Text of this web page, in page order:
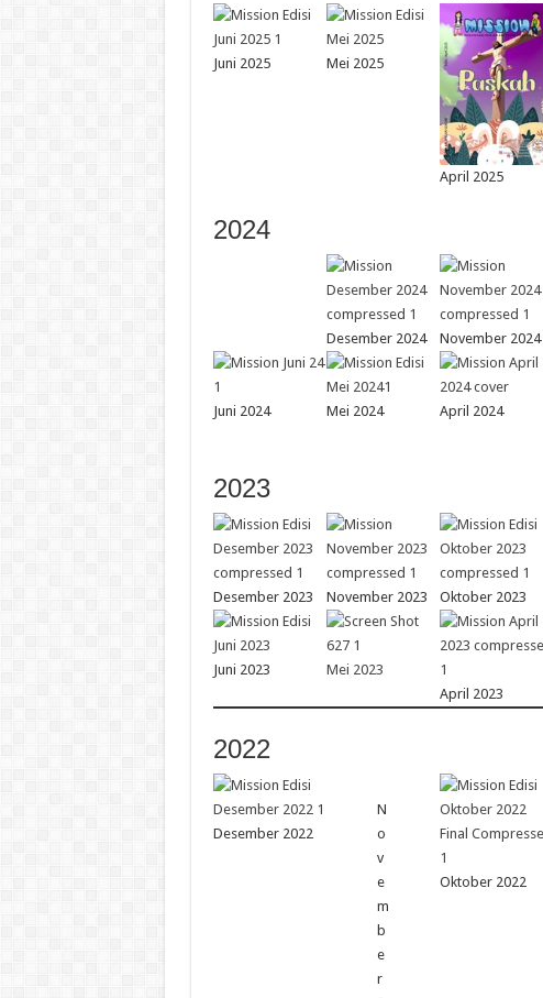
Juni 2025 Mei 2025
April 2025
2024
Desember 2024 November 2024
Juni 2024 Mei 2024 April 2024
2023
Desember 2023 November 2023 Oktober 2023
Juni 2023
Mei 2023
April 2023
2022
Desember 2022
N
o
v
e
m
b
e
r
Oktober 2022